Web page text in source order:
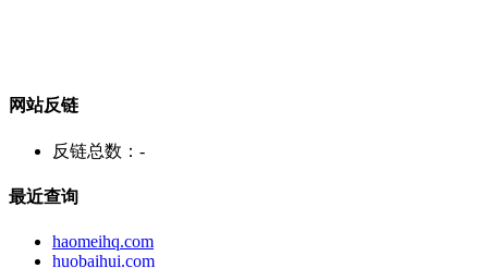
网站反链
反链总数： -
最近查询
haomeihq.com
huobaihui.com